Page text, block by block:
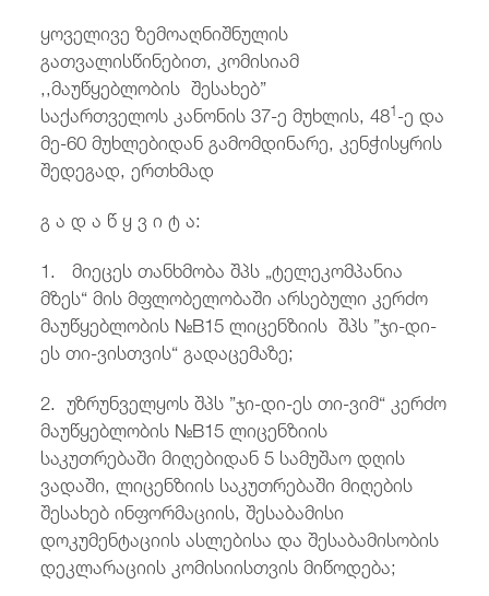
ყოველივე ზემოაღნიშნულის
გათვალისწინებით, კომისიამ
,,მაუწყებლობის შესახებ”
საქართველოს კანონის 37-ე მუხლის, 481-ე და
მე-60 მუხლებიდან გამომდინარე, კენჭისყრის
შედეგად, ერთხმად
გ ა დ ა წ ყ ვ ი ტ ა:
1. მიეცეს თანხმობა შპს „ტელეკომპანია
მზეს“ მის მფლობელობაში არსებული კერძო
მაუწყებლობის №B15 ლიცენზიის შპს ”ჯი-დი-
ეს თი-ვისთვის“ გადაცემაზე;
2. უზრუნველყოს შპს ”ჯი-დი-ეს თი-ვიმ“ კერძო
მაუწყებლობის №B15 ლიცენზიის
საკუთრებაში მიღებიდან 5 სამუშაო დღის
ვადაში, ლიცენზიის საკუთრებაში მიღების
შესახებ ინფორმაციის, შესაბამისი
დოკუმენტაციის ასლებისა და შესაბამისობის
დეკლარაციის კომისიისთვის მიწოდება;